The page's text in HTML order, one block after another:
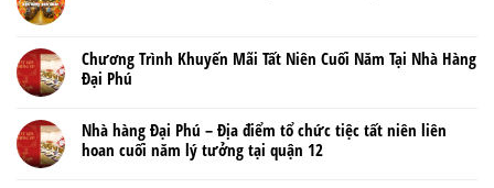
Chương Trình Khuyến Mãi Tất Niên Cuối Năm Tại Nhà Hàng
Đại Phú
Nhà hàng Đại Phú – Địa điểm tổ chức tiệc tất niên liên
hoan cuối năm lý tưởng tại quận 12